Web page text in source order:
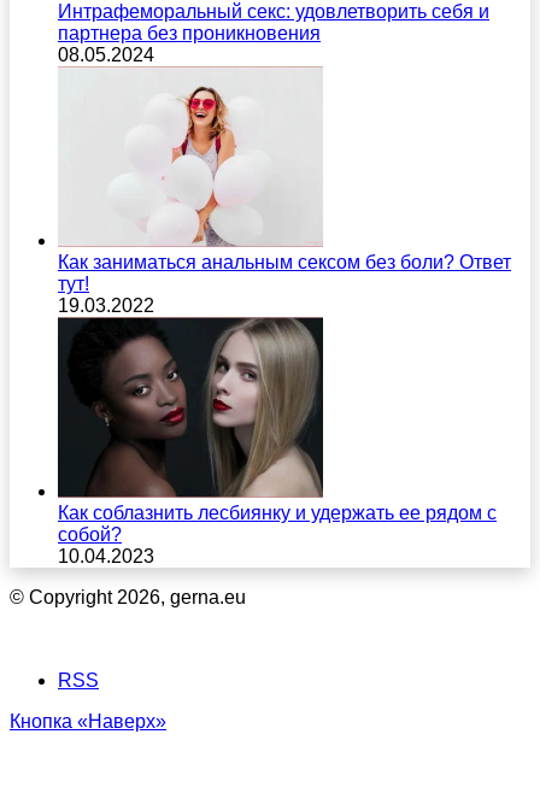
Интрафеморальный секс: удовлетворить себя и
партнера без проникновения
08.05.2024
Как заниматься анальным сексом без боли? Ответ
тут!
19.03.2022
Как соблазнить лесбиянку и удержать ее рядом с
собой?
10.04.2023
© Copyright 2026, gerna.eu
RSS
Кнопка «Наверх»